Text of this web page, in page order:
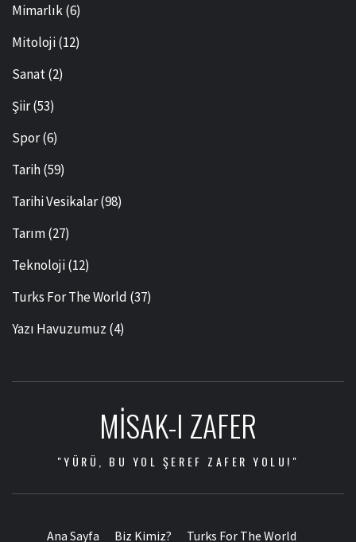
Mimarlık(6)
Mitoloji(12)
Sanat(2)
Şiir(53)
Spor(6)
Tarih(59)
Tarihi Vesikalar(98)
Tarım(27)
Teknoloji(12)
Turks For The World (37)
Yazı Havuzumuz (4)
MISAK-I ZAFER
"YÜRÜ, BU YOL ŞEREF ZAFER YOLU!"
Ana Sayfa Biz Kimiz? Turks For The World